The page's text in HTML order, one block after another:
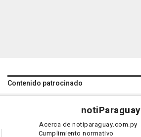
Contenido patrocinado
notiParaguay
Acerca de notiparaguay.com.py
Cumplimiento normativo